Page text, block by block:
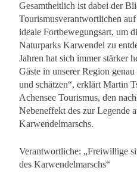
Gesamtheitlich ist dabei der
Tourismusverantwortlichen
ideale Fortbewegungsart, um
Naturparks Karwendel zu
Jahren hat sich immer stärker
Gäste in unserer Region
und schätzen“, erklärt Martin
Achensee Tourismus, den
Nebeneffekt des zur Legende
Karwendelmarschs.
Verantwortliche: „Freiwillige
des Karwendelmarschs“